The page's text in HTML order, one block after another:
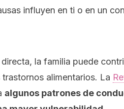
influyen en ti o en un
la familia puede
alimentarios. La
algunos patrones de